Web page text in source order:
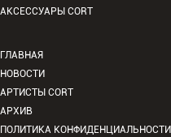
АКСЕССУАРЫ CORT
ГЛАВНАЯ
НОВОСТИ
АРТИСТЫ CORT
АРХИВ
ПОЛИТИКА КОНФИДЕНЦИАЛЬНОСТИ